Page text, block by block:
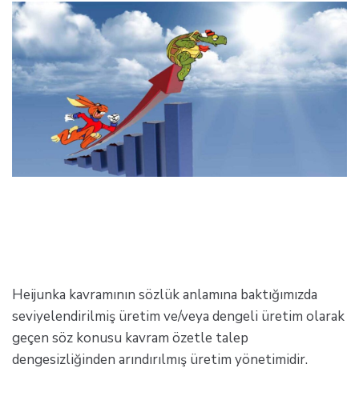
Heijunka kavramının sözlük anlamına baktığımızda
seviyelendirilmiş üretim ve/veya dengeli üretim olarak
geçen söz konusu kavram özetle talep
dengesizliğinden arındırılmış üretim yönetimidir.